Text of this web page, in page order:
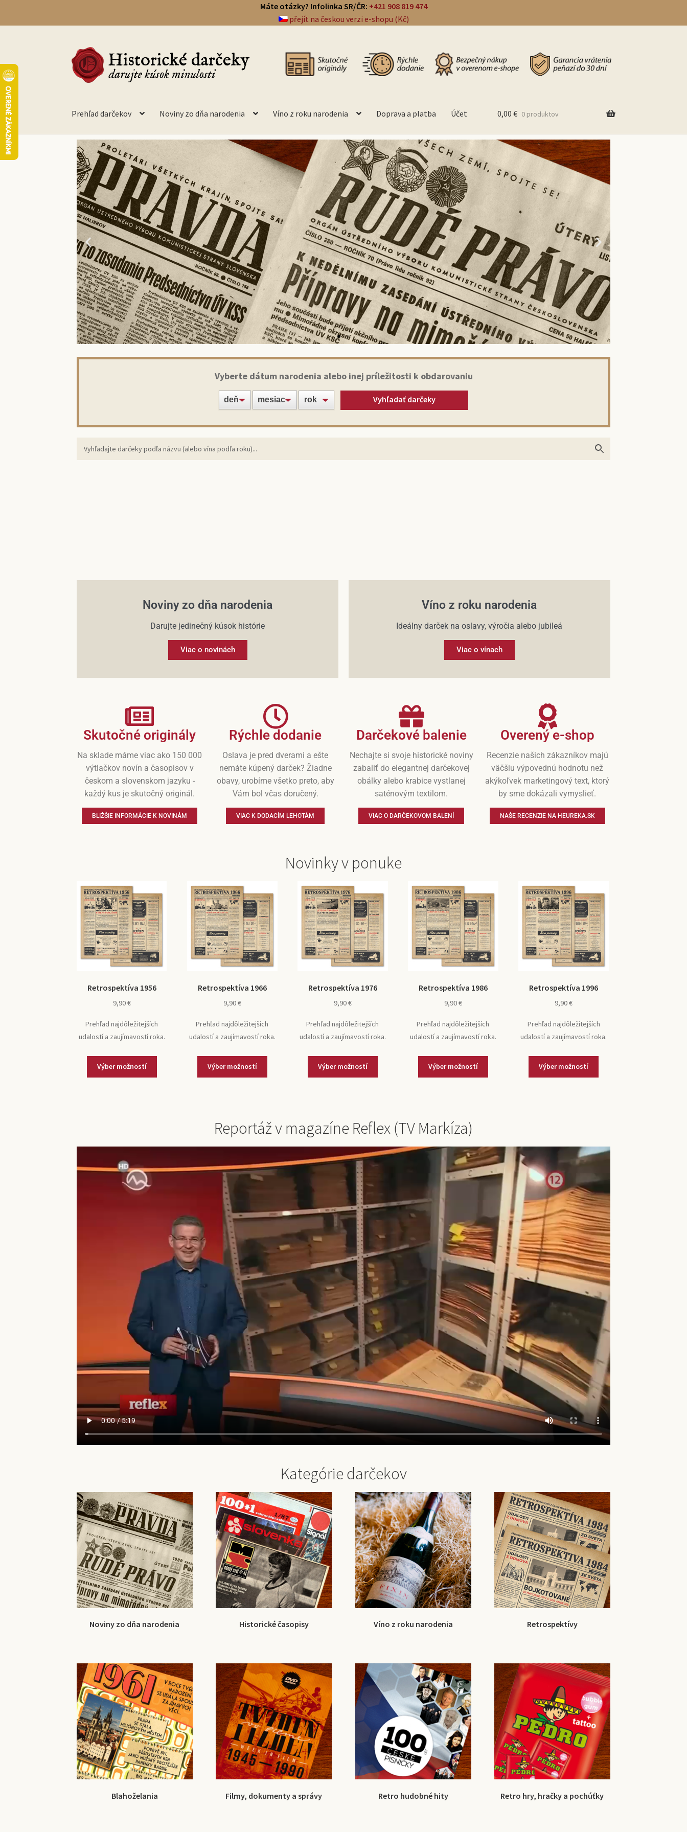
Máte otázky? Infolinka SR/ČR: +421 908 819 474
přejít na českou verzi e-shopu (Kč)
Prehľad darčekov Noviny zo dňa narodenia Víno z roku narodenia Doprava a platba Účet 0,00 € 0 produktov
Historické noviny
Prekvapte svojich blízkych alebo známych jedinečným darčekom:
Vyberte dátum narodenia alebo inej príležitosti k obdarovaniu
Vyhľadať darčeky
Noviny zo dňa narodenia
Darujte jedinečný kúsok histórie
Viac o novinách
Víno z roku narodenia
Ideálny darček na oslavy, výročia alebo jubileá
Viac o vínach
Skutočné originály
Na sklade máme viac ako 150 000
výtlačkov novín a časopisov v
českom a slovenskom jazyku -
každý kus je skutočný originál.
BLIŽŠIE INFORMÁCIE K NOVINÁM
Rýchle dodanie
Oslava je pred dverami a ešte
nemáte kúpený darček? Žiadne
obavy, urobíme všetko preto, aby
Vám bol včas doručený.
VIAC K DODACÍM LEHOTÁM
Darčekové balenie
Nechajte si svoje historické noviny
zabaliť do elegantnej darčekovej
obálky alebo krabice vystlanej
saténovým textilom.
VIAC O DARČEKOVOM BALENÍ
Overený e-shop
Recenzie našich zákazníkov majú
väčšiu výpovednú hodnotu než
akýkoľvek marketingový text, ktorý
by sme dokázali vymyslieť.
NAŠE RECENZIE NA HEUREKA.SK
Novinky v ponuke
Retrospektíva 1956
9,90€
Prehľad najdôležitejších
udalostí a zaujímavostí roka.
Výber možností
Retrospektíva 1966
9,90€
Prehľad najdôležitejších
udalostí a zaujímavostí roka.
Výber možností
Retrospektíva 1976
9,90€
Prehľad najdôležitejších
udalostí a zaujímavostí roka.
Výber možností
Retrospektíva 1986
9,90€
Prehľad najdôležitejších
udalostí a zaujímavostí roka.
Výber možností
Retrospektíva 1996
9,90€
Prehľad najdôležitejších
udalostí a zaujímavostí roka.
Výber možností
Reportáž v magazíne Reflex (TV Markíza)
Kategórie darčekov
Noviny zo dňa narodenia Historické časopisy Víno z roku narodenia Retrospektívy
Blahoželania Filmy, dokumenty a správy Retro hudobné hity Retro hry, hračky a pochúťky